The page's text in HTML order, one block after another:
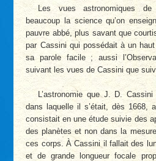
Les vues astronomiques
beaucoup la science qu’on
pauvre abbé, plus savant que
par Cassini qui possédait à un
sa parole facile ; aussi
suivant les vues de Cassini que
L’astronomie que J. D.
dans laquelle il s’était, dès 1668,
consistait en une étude suivie des
des planètes et non dans la
ces corps. À Cassini il fallait des
et de grande longueur focale